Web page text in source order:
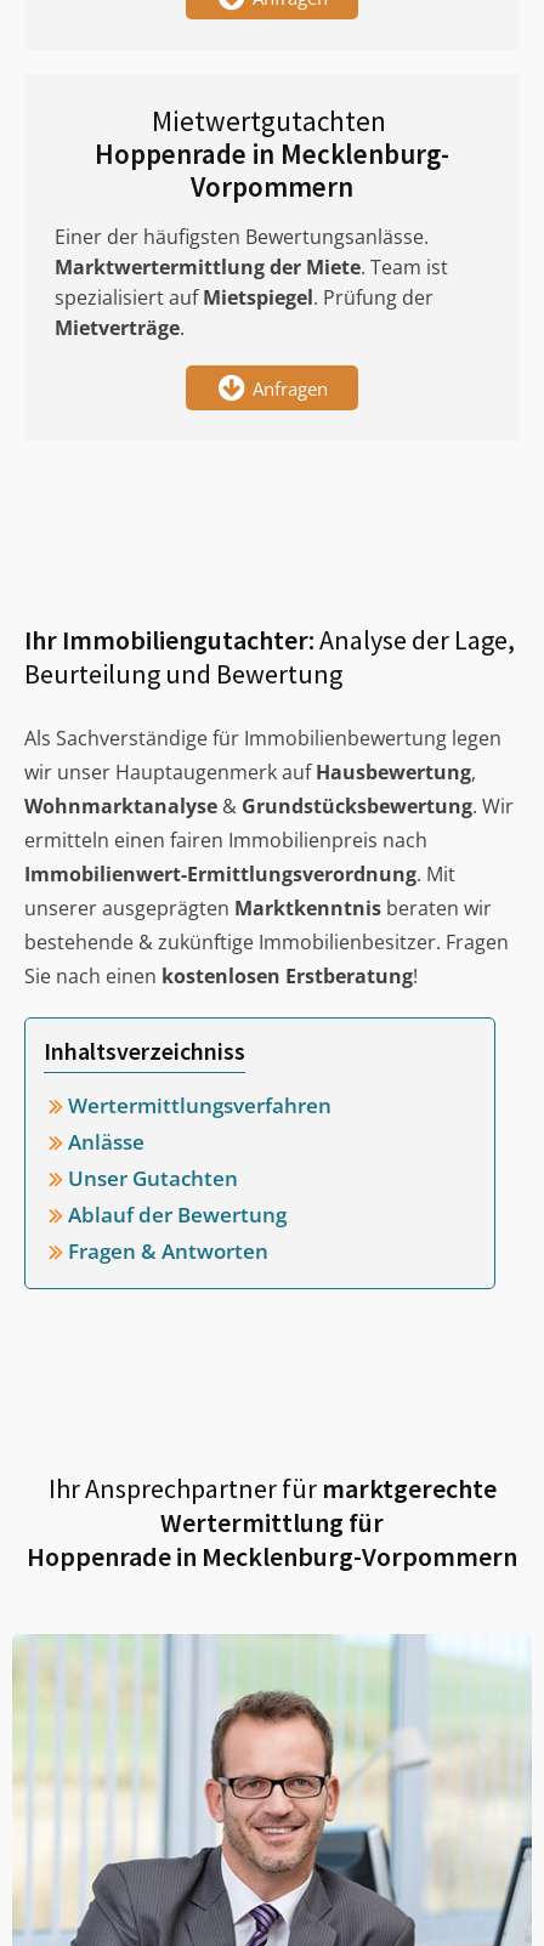
Mietwertgutachten
Hoppenrade in Mecklenburg-
Vorpommern
Einer der häufigsten Bewertungsanlässe.
Marktwertermittlungder Miete. Team ist
spezialisiert aufMietspiegel. Prüfung der
Mietverträge.
Anfragen
Ihr Immobiliengutachter:Analyse der Lage,
Beurteilung und Bewertung
Als Sachverständige für Immobilienbewertung legen
wir unser Hauptaugenmerk aufHausbewertung,
Wohnmarktanalyse & Grundstücksbewertung. Wir
ermitteln einen fairen Immobilienpreis nach
Immobilienwert-Ermittlungsverordnung. Mit
unserer ausgeprägten Marktkenntnis beraten wir
bestehende & zukünftige Immobilienbesitzer. Fragen
Sie nach einen kostenlosen Erstberatung!
Inhaltsverzeichniss
Wertermittlungsverfahren
Anlässe
Unser Gutachten
Ablauf der Bewertung
Fragen & Antworten
Ihr Ansprechpartner fürmarktgerechte
Wertermittlung für
Hoppenrade in Mecklenburg-Vorpommern